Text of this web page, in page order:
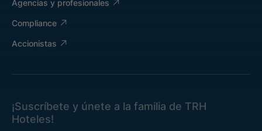
Agencias y profesionales
Compliance
Accionistas
¡Suscríbete y únete a la familia de TRH
Hoteles!